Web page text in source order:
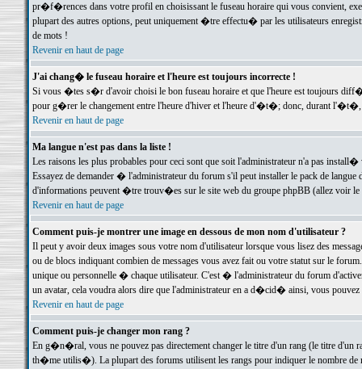
pr�f�rences dans votre profil en choisissant le fuseau horaire qui vous convient,
plupart des autres options, peut uniquement �tre effectu� par les utilisateurs
de mots !
Revenir en haut de page
J'ai chang� le fuseau horaire et l'heure est toujours incorrecte !
Si vous �tes s�r d'avoir choisi le bon fuseau horaire et que l'heure est toujours
pour g�rer le changement entre l'heure d'hiver et l'heure d'�t�; donc, durant
Revenir en haut de page
Ma langue n'est pas dans la liste !
Les raisons les plus probables pour ceci sont que soit l'administrateur n'a pas
Essayez de demander � l'administrateur du forum s'il peut installer le pack de
d'informations peuvent �tre trouv�es sur le site web du groupe phpBB (allez voir le
Revenir en haut de page
Comment puis-je montrer une image en dessous de mon nom d'utilisateur ?
Il peut y avoir deux images sous votre nom d'utilisateur lorsque vous lisez des
ou de blocs indiquant combien de messages vous avez fait ou votre statut sur le
unique ou personnelle � chaque utilisateur. C'est � l'administrateur du forum
un avatar, cela voudra alors dire que l'administrateur en a d�cid� ainsi, vous
Revenir en haut de page
Comment puis-je changer mon rang ?
En g�n�ral, vous ne pouvez pas directement changer le titre d'un rang (le titre d'un
th�me utilis�). La plupart des forums utilisent les rangs pour indiquer le nombre de